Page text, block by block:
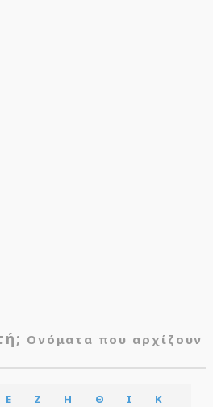
Ονόματα που αρχίζουν
Ε Ζ Η Θ Ι Κ